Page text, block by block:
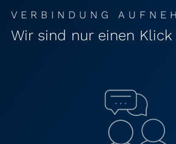
VERBINDUNG
Wir sind nur einen